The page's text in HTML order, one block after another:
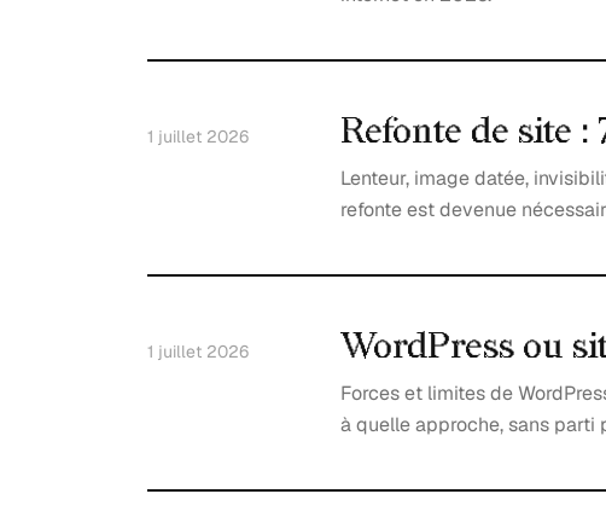
1 juillet 2026 Refonte de site :
Lenteur, image datée,
refonte est devenue
1 juillet 2026 WordPress ou
Forces et limites de
à quelle approche, sans parti